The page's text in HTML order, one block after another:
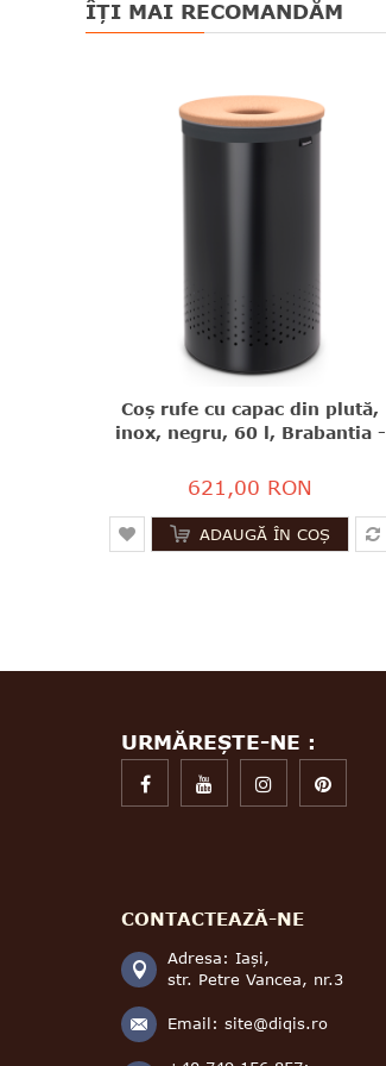
ÎȚI MAI RECOMANDĂM
Coş rufe cu capac din plută,
inox, negru, 60 l, Brabantia -
621,00 RON
ADAUGĂ ÎN COȘ
URMĂREȘTE-NE :
CONTACTEAZĂ-NE
Adresa: Iași,
str. Petre Vancea, nr.3
Email: site@diqis.ro